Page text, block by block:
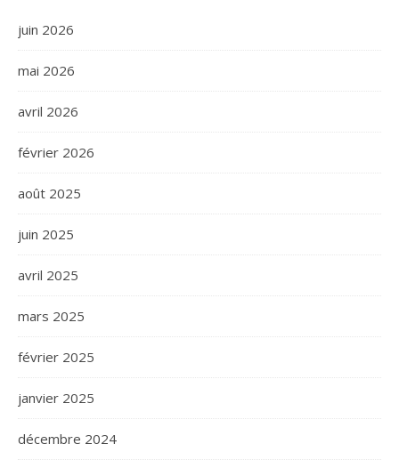
juin 2026
mai 2026
avril 2026
février 2026
août 2025
juin 2025
avril 2025
mars 2025
février 2025
janvier 2025
décembre 2024